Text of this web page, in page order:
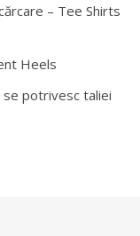
– Tee Shirts
Heels
se potrivesc taliei